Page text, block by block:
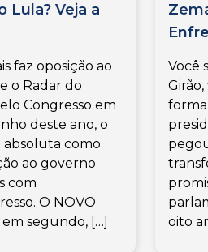
Lula? Veja a
faz oposição ao
o Radar do
Congresso em
deste ano, o
absoluta como
ao governo
com
O NOVO
em segundo, […]
Você
oito